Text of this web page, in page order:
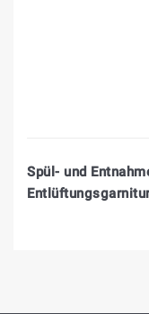
Spül- und